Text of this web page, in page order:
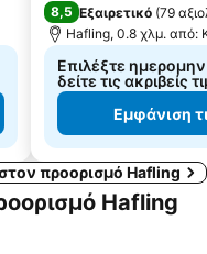
8,5 Εξαιρετικό (79
Hafling, 0.8 χλμ. από:
Επιλέξτε
δείτε τις ακριβείς
Εμφάνιση
προορισμό Hafling
Hafling